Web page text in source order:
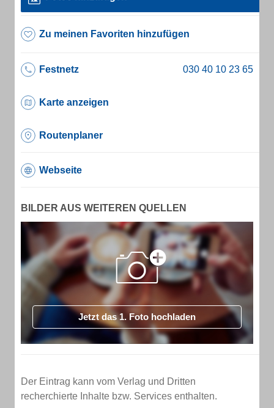
Zu meinen Favoriten hinzufügen
Festnetz
Karte anzeigen
Routenplaner
Webseite
BILDER AUS WEITEREN QUELLEN
Jetzt das 1. Foto hochladen
Der Eintrag kann vom Verlag und Dritten
recherchierte Inhalte bzw. Services enthalten.